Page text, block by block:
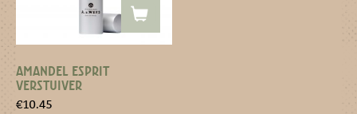
AMANDEL ESPRIT
VERSTUIVER
€10.45